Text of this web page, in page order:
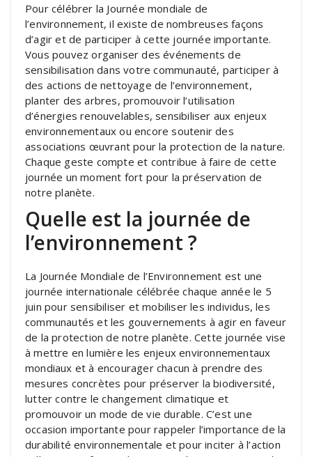
Pour célébrer la Journée mondiale de
l’environnement, il existe de nombreuses façons
d’agir et de participer à cette journée importante.
Vous pouvez organiser des événements de
sensibilisation dans votre communauté, participer à
des actions de nettoyage de l’environnement,
planter des arbres, promouvoir l’utilisation
d’énergies renouvelables, sensibiliser aux enjeux
environnementaux ou encore soutenir des
associations œuvrant pour la protection de la nature.
Chaque geste compte et contribue à faire de cette
journée un moment fort pour la préservation de
notre planète.
Quelle est la journée de
l’environnement ?
La Journée Mondiale de l’Environnement est une
journée internationale célébrée chaque année le 5
juin pour sensibiliser et mobiliser les individus, les
communautés et les gouvernements à agir en faveur
de la protection de notre planète. Cette journée vise
à mettre en lumière les enjeux environnementaux
mondiaux et à encourager chacun à prendre des
mesures concrètes pour préserver la biodiversité,
lutter contre le changement climatique et
promouvoir un mode de vie durable. C’est une
occasion importante pour rappeler l’importance de la
durabilité environnementale et pour inciter à l’action